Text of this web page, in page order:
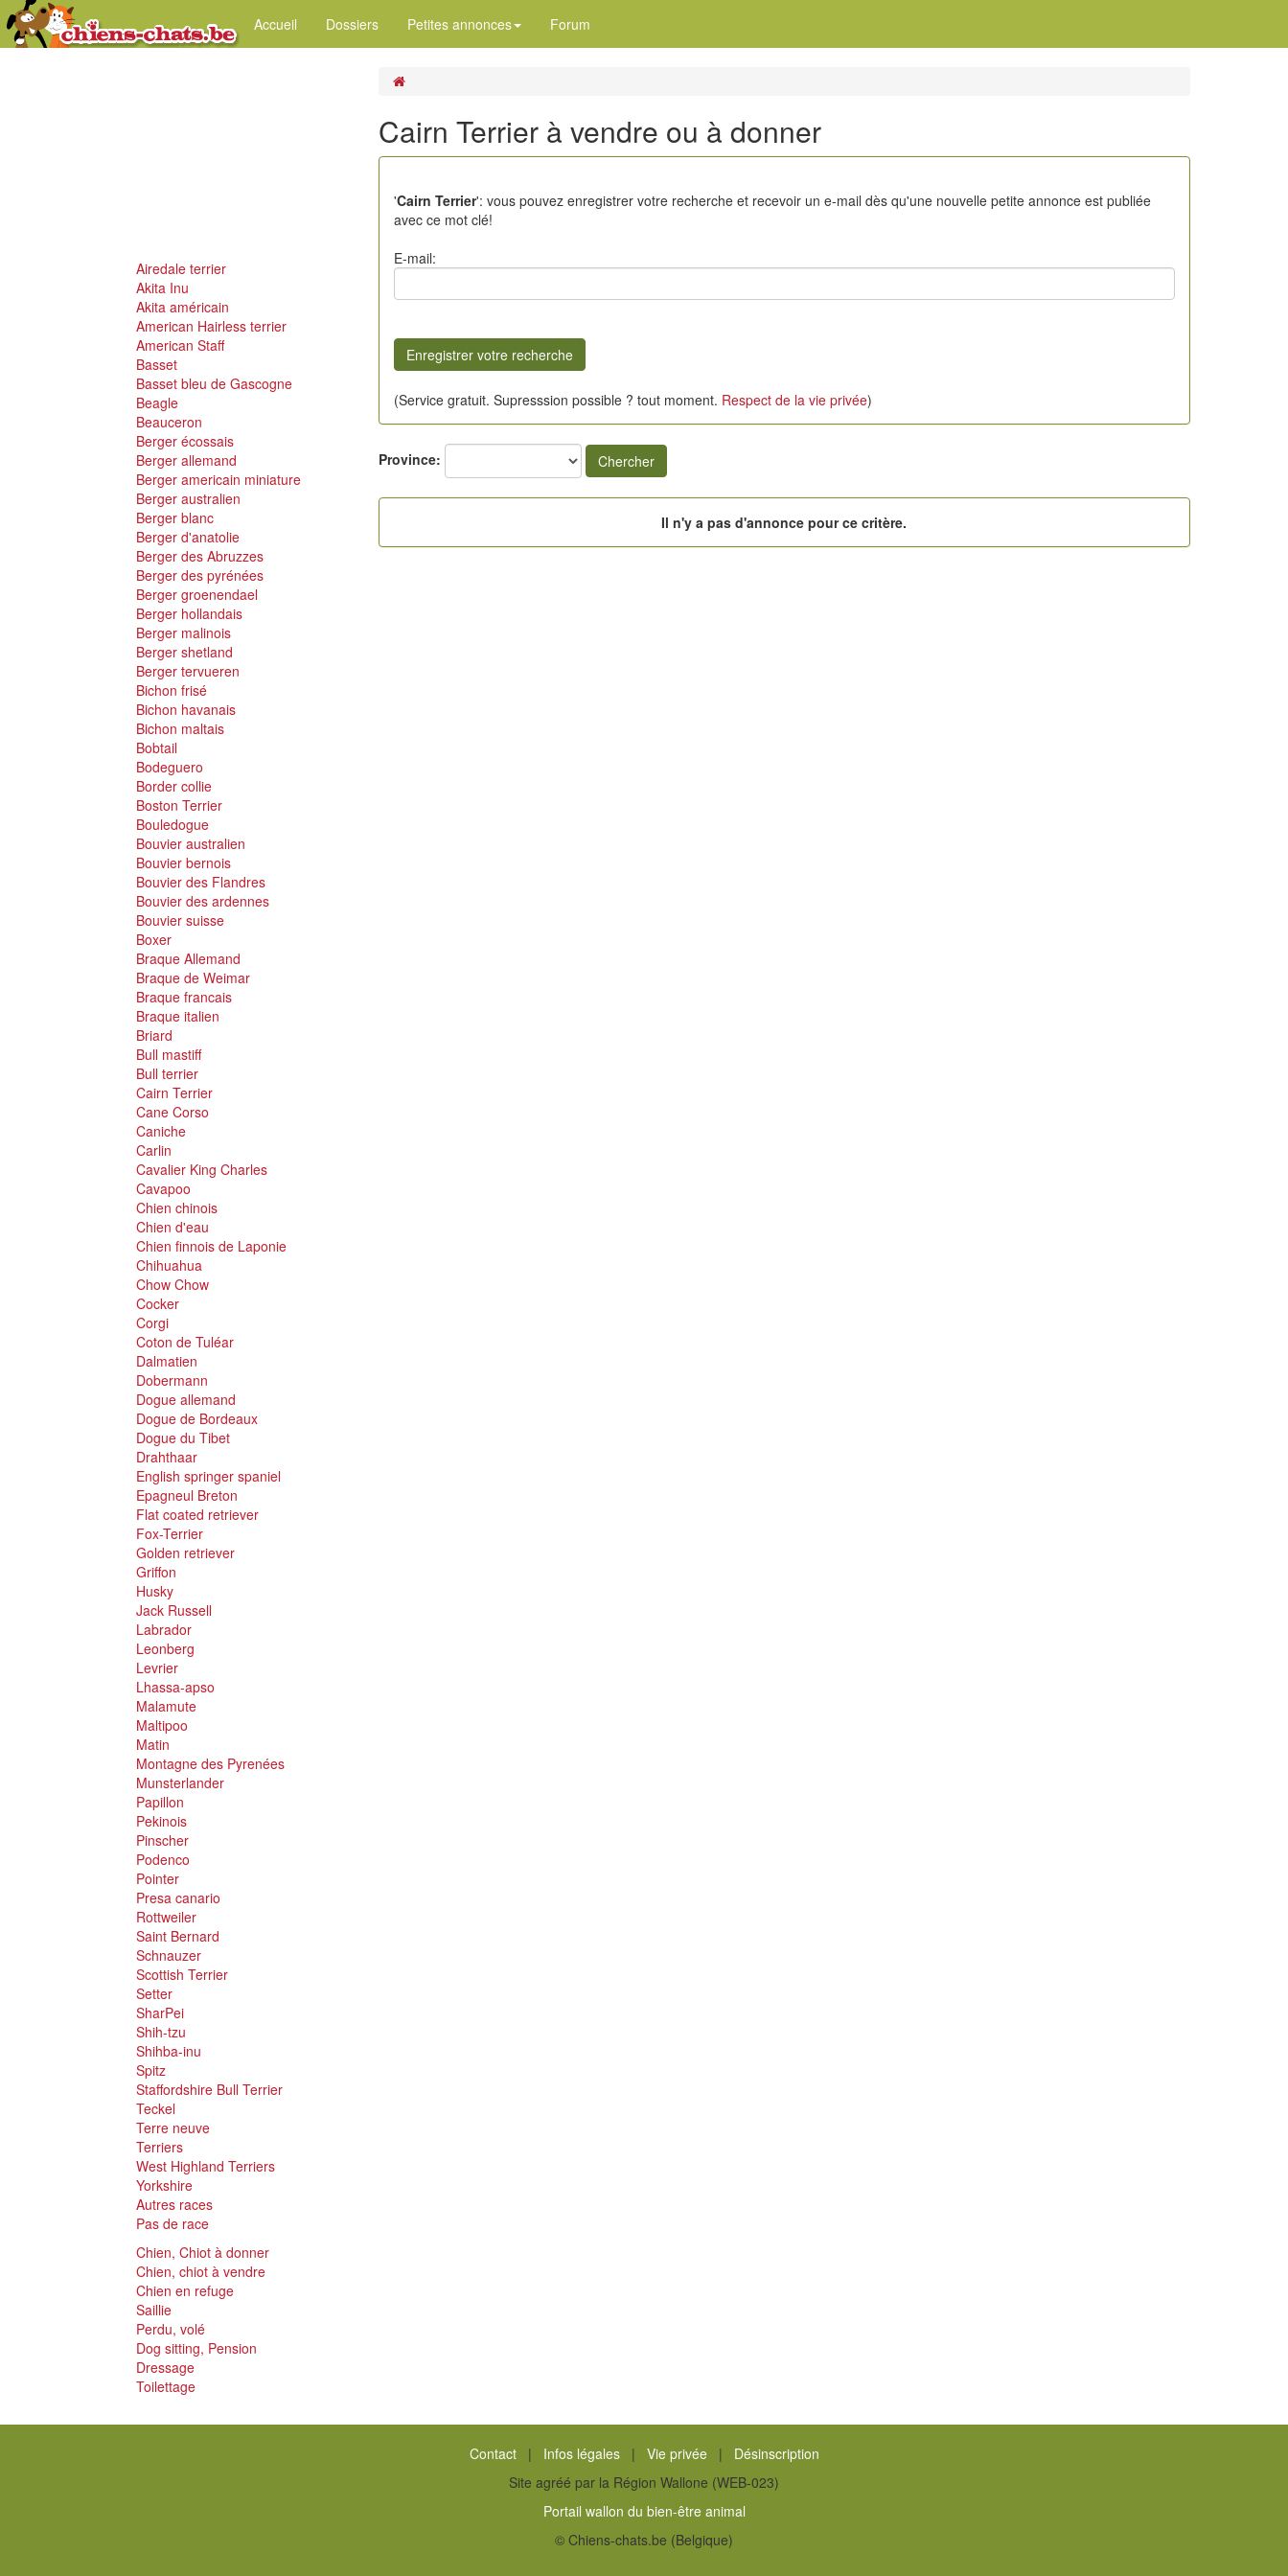
Accueil Dossiers Petites annonces Forum
Airedale terrier
Akita Inu
Akita américain
American Hairless terrier
American Staff
Basset
Basset bleu de Gascogne
Beagle
Beauceron
Berger écossais
Berger allemand
Berger americain miniature
Berger australien
Berger blanc
Berger d'anatolie
Berger des Abruzzes
Berger des pyrénées
Berger groenendael
Berger hollandais
Berger malinois
Berger shetland
Berger tervueren
Bichon frisé
Bichon havanais
Bichon maltais
Bobtail
Bodeguero
Border collie
Boston Terrier
Bouledogue
Bouvier australien
Bouvier bernois
Bouvier des Flandres
Bouvier des ardennes
Bouvier suisse
Boxer
Braque Allemand
Braque de Weimar
Braque francais
Braque italien
Briard
Bull mastiff
Bull terrier
Cairn Terrier
Cane Corso
Caniche
Carlin
Cavalier King Charles
Cavapoo
Chien chinois
Chien d'eau
Chien finnois de Laponie
Chihuahua
Chow Chow
Cocker
Corgi
Coton de Tuléar
Dalmatien
Dobermann
Dogue allemand
Dogue de Bordeaux
Dogue du Tibet
Drahthaar
English springer spaniel
Epagneul Breton
Flat coated retriever
Fox-Terrier
Golden retriever
Griffon
Husky
Jack Russell
Labrador
Leonberg
Levrier
Lhassa-apso
Malamute
Maltipoo
Matin
Montagne des Pyrenées
Munsterlander
Papillon
Pekinois
Pinscher
Podenco
Pointer
Presa canario
Rottweiler
Saint Bernard
Schnauzer
Scottish Terrier
Setter
SharPei
Shih-tzu
Shihba-inu
Spitz
Staffordshire Bull Terrier
Teckel
Terre neuve
Terriers
West Highland Terriers
Yorkshire
Autres races
Pas de race
Chien, Chiot à donner
Chien, chiot à vendre
Chien en refuge
Saillie
Perdu, volé
Dog sitting, Pension
Dressage
Toilettage
Cairn Terrier à vendre ou à donner
'Cairn Terrier': vous pouvez enregistrer votre recherche et recevoir un e-mail dès qu'une nouvelle petite annonce est publiée
avec ce mot clé!
E-mail:
(Service gratuit. Supresssion possible ? tout moment. Respect de la vie privée)
Province: Chercher
Il n'y a pas d'annonce pour ce critère.
Contact| Infos légales| Vie privée| Désinscription
Site agréé par la Région Wallone (WEB-023)
Portail wallon du bien-être animal
© Chiens-chats.be (Belgique)